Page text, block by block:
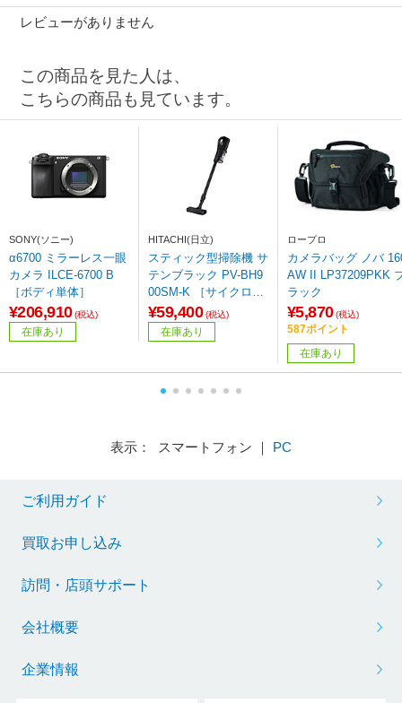
レビューがありません
この商品を見た人は、
こちらの商品も見ています。
SONY(ソニー)
α6700 ミラーレス一眼
カメラ ILCE-6700 B
［ボディ単体］
¥206,910 (税込)
在庫あり
HITACHI(日立)
スティック型掃除機 サ
テンブラック PV-BH9
00SM-K ［サイクロン
式 /コードレス］
¥59,400 (税込)
在庫あり
ロープロ
カメラバッグ ノバ
AW II LP37209PKK
ラック
¥5,870 (税込)
587ポイント
在庫あり
表示： スマートフォン ｜ PC
ご利用ガイド
買取お申し込み
訪問・店頭サポート
会社概要
企業情報